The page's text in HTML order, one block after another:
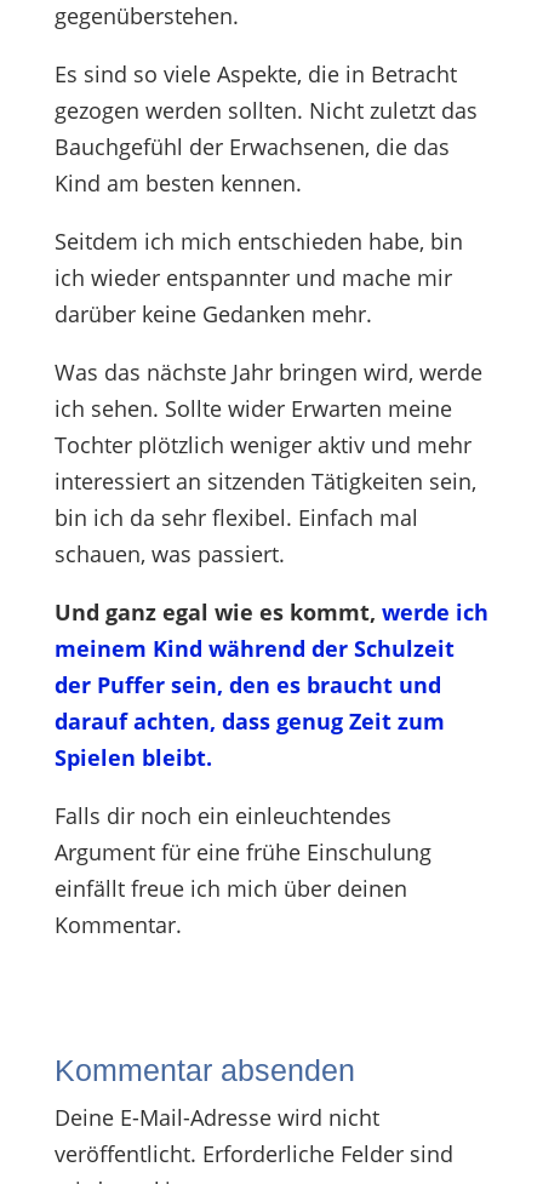
gegenüberstehen.
Es sind so viele Aspekte, die in Betracht
gezogen werden sollten. Nicht zuletzt das
Bauchgefühl der Erwachsenen, die das
Kind am besten kennen.
Seitdem ich mich entschieden habe, bin
ich wieder entspannter und mache mir
darüber keine Gedanken mehr.
Was das nächste Jahr bringen wird, werde
ich sehen. Sollte wider Erwarten meine
Tochter plötzlich weniger aktiv und mehr
interessiert an sitzenden Tätigkeiten sein,
bin ich da sehr flexibel. Einfach mal
schauen, was passiert.
Und ganz egal wie es kommt, werde ich
meinem Kind während der Schulzeit
der Puffer sein, den es braucht und
darauf achten, dass genug Zeit zum
Spielen bleibt.
Falls dir noch ein einleuchtendes
Argument für eine frühe Einschulung
einfällt freue ich mich über deinen
Kommentar.
Kommentar absenden
Deine E-Mail-Adresse wird nicht
veröffentlicht. Erforderliche Felder sind